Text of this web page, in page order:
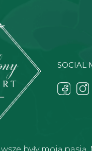
SOCIAL
były moją